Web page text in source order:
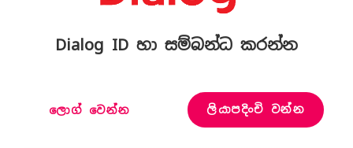
Dialog ID හා සම්බන්ධ කරන්න
ලොග් වෙන්න ලියාපදිංචි වන්න